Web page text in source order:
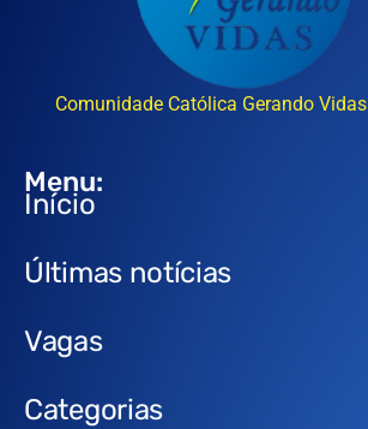
Comunidade Católica Gerando Vidas
Menu:
Início
Últimas notícias
Vagas
Categorias